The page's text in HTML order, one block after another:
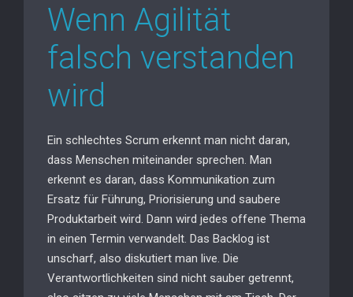
Wenn Agilität
falsch verstanden
wird
Ein schlechtes Scrum erkennt man nicht daran,
dass Menschen miteinander sprechen. Man
erkennt es daran, dass Kommunikation zum
Ersatz für Führung, Priorisierung und saubere
Produktarbeit wird. Dann wird jedes offene Thema
in einen Termin verwandelt. Das Backlog ist
unscharf, also diskutiert man live. Die
Verantwortlichkeiten sind nicht sauber getrennt,